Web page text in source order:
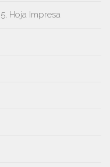
Hoja Impresa